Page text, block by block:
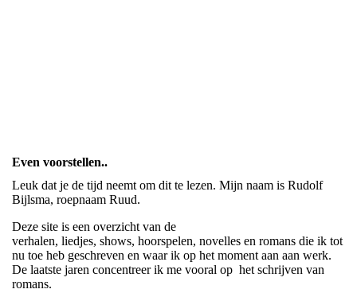
Even voorstellen..
Leuk dat je de tijd neemt om dit te lezen. Mijn naam is Rudolf
Bijlsma, roepnaam Ruud.
Deze site is een overzicht van de
verhalen, liedjes, shows, hoorspelen, novelles en romans die ik tot
nu toe heb geschreven en waar ik op het moment aan aan werk.
De laatste jaren concentreer ik me vooral op het schrijven van
romans.